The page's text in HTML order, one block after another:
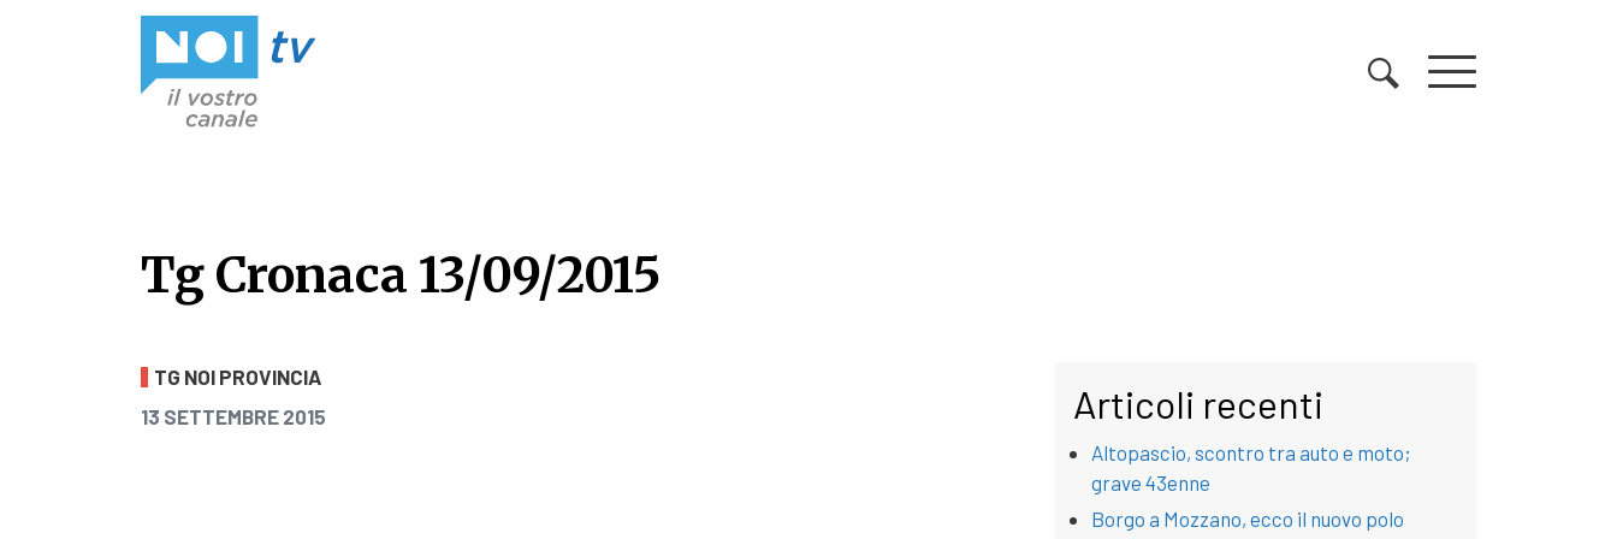
Tg Cronaca 13/09/2015
Tg Cronaca 13/09/2015
TG NOI PROVINCIA
PUBBLICATO IL
13 SETTEMBRE 2015 Articoli recenti
Altopascio, scontro tra auto e moto;
grave 43enne
Borgo a Mozzano, ecco il nuovo polo